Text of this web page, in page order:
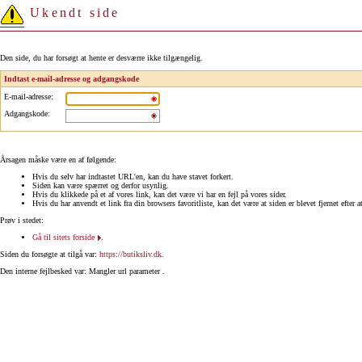
Ukendt side
Den side, du har forsøgt at hente er desværre ikke tilgængelig.
Indtast e-mail-adresse og adgangskode
E-mail-adresse:
Adgangskode:
Årsagen måske være en af følgende:
Hvis du selv har indtastet URL'en, kan du have stavet forkert.
Siden kan være spærret og derfor usynlig.
Hvis du klikkede på et af vores link, kan det være vi har en fejl på vores sider.
Hvis du har anvendt et link fra din browsers favoritliste, kan det være at siden er blevet fjernet efter
Prøv i stedet:
Gå til sitets forside
Siden du forsøgte at tilgå var: https://butiksliv.dk
Den interne fejlbesked var: Mangler url parameter .